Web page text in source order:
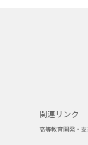
関連リンク
高等教育開発・